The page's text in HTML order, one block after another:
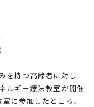
を持つ高齢者に対し
ルギー療法教室が開催
に参加したところ、